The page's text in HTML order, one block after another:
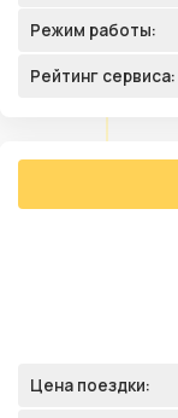
Режим работы:
Рейтинг сервиса:
Цена поездки: